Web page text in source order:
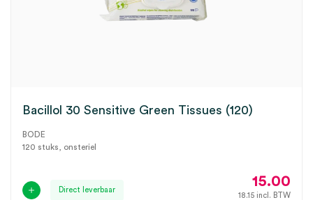
Bacillol 30 Sensitive Green Tissues (120)
BODE
120 stuks, onsteriel
Direct leverbaar
15.00
18.15 incl. BTW